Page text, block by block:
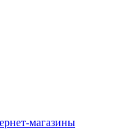
магазины